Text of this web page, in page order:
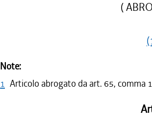
(
Note:
1 Articolo abrogato da art. 65, comma